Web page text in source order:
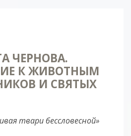
ЧЕРНОВА.
К ЖИВОТНЫМ
И СВЯТЫХ
твари бессловесной»